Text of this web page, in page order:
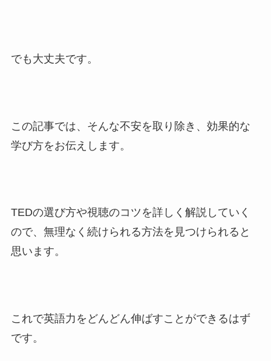
でも大丈夫です。
この記事では、そんな不安を取り除き、効果的な
学び方をお伝えします。
TEDの選び方や視聴のコツを詳しく解説していく
ので、無理なく続けられる方法を見つけられると
思います。
これで英語力をどんどん伸ばすことができるはず
です。